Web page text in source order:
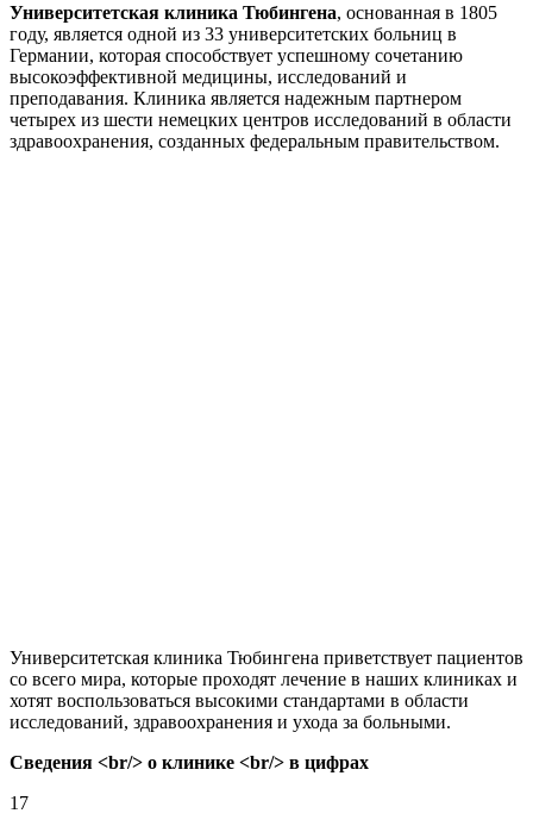
Университетская клиника Тюбингена, основанная в 1805
году, является одной из 33 университетских больниц в
Германии, которая способствует успешному сочетанию
высокоэффективной медицины, исследований и
преподавания. Клиника является надежным партнером
четырех из шести немецких центров исследований в области
здравоохранения, созданных федеральным правительством.
Университетская клиника Тюбингена приветствует пациентов
со всего мира, которые проходят лечение в наших клиниках и
хотят воспользоваться высокими стандартами в области
исследований, здравоохранения и ухода за больными.
Сведения <br/> о клинике <br/> в цифрах
17